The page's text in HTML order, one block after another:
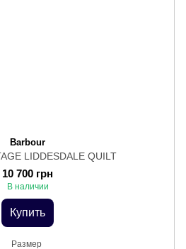
Barbour
LIDDESDALE QUILT
10 700 грн
В наличии
Купить
Размер